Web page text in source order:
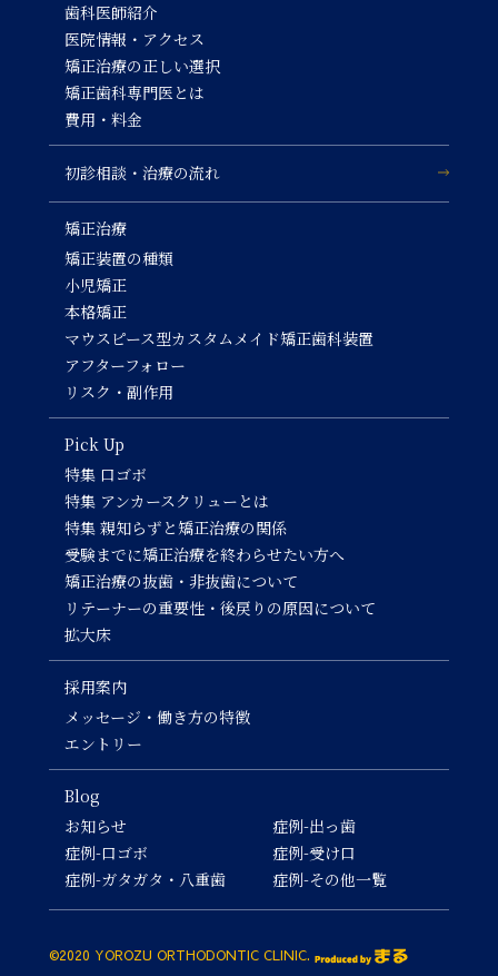
歯科医師紹介
医院情報・アクセス
矯正治療の正しい選択
矯正歯科専門医とは
費用・料金
初診相談・治療の流れ
矯正治療
矯正装置の種類
小児矯正
本格矯正
マウスピース型カスタムメイド矯正歯科装置
アフターフォロー
リスク・副作用
Pick Up
特集 口ゴボ
特集 アンカースクリューとは
特集 親知らずと矯正治療の関係
受験までに矯正治療を終わらせたい方へ
矯正治療の抜歯・非抜歯について
リテーナーの重要性・後戻りの原因について
拡大床
採用案内
メッセージ・働き方の特徴
エントリー
Blog
お知らせ
症例-口ゴボ
症例-ガタガタ・八重歯
症例-出っ歯
症例-受け口
症例-その他一覧
©2020 YOROZU ORTHODONTIC CLINIC.